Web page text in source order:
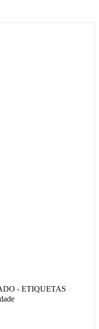
- ETIQUETAS